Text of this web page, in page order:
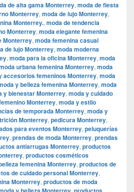
de alta gama Monterrey, moda de fiesta
Monterrey, moda de lujo Monterrey,
Monterrey., moda de tendencia
Monterrey, moda elegante femenina
Monterrey, moda femenina casual
de lujo Monterrey, moda moderna
, moda para la oficina Monterrey, moda
urbana femenina Monterrey, moda
accesorios femeninos Monterrey, moda
y belleza femenina Monterrey, moda
y bienestar Monterrey, moda y cuidado
Monterrey, moda y estilo
de temporada Monterrey, moda y
Monterrey, pedicura Monterrey,
para eventos Monterrey, peluquerías
, prendas de moda Monterrey, prendas
antiarrugas Monterrey, productos
, productos cosméticos
femenina Monterrey, productos de
de cuidado personal Monterrey,
Monterrey, productos de moda
,